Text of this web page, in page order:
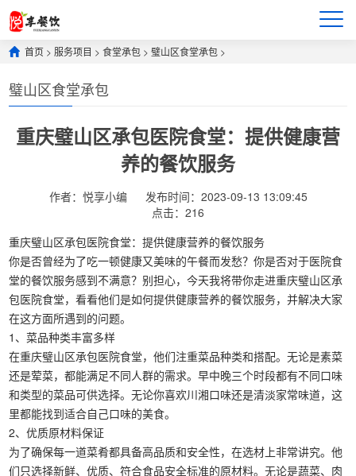
首页 > 服务项目 >食堂承包 >璧山区食堂承包 >
璧山区食堂承包
重庆璧山区承包医院食堂：提供健康营
养的餐饮服务
作者：悦享小编
发布时间：2023-09-13 13:09:45
点击： 216
重庆璧山区承包医院食堂：提供健康营养的餐饮服务
你是否曾经为了吃一顿健康又美味的午餐而发愁？你是否对于医院食
堂的餐饮服务感到不满意？别担心，今天我将带你走进重庆璧山区承
包医院食堂，看看他们是如何提供健康营养的餐饮服务，并解决大家
在这方面所遇到的问题。
1、菜品种类丰富多样
在重庆璧山区承包医院食堂，他们注重菜品种类和搭配。无论是素菜
还是荤菜，都能满足不同人群的需求。早中晚三个时段都有不同口味
和类型的菜品可供选择。无论你喜欢川湘口味还是清淡家常味道，这
里都能找到适合自己口味的美食。
2、优质原材料保证
为了确保每一道菜肴都具备高品质和安全性，在选材上非常讲究。他
们只选择新鲜、优质、符合食品安全标准的原材料。无论是蔬菜、肉